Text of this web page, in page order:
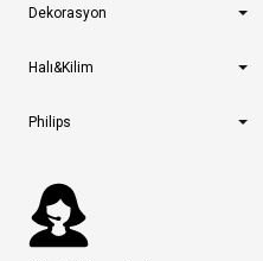
Dekorasyon
Halı&Kilim
Philips